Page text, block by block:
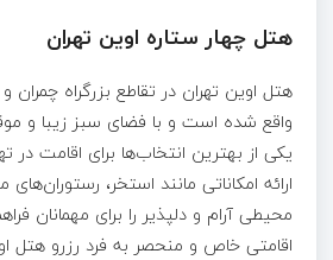
هتل چهار ستاره اوین تهران
هتل اوین تهران در تقاطع بزرگراه چمران و
واقع شده است و با فضای سبز زیبا و
یکی از بهترین انتخاب‌ها برای اقامت در
ارائه امکاناتی مانند استخر،
محیطی آرام و دلپذیر را برای مهمانان
اقامتی خاص و منحصر به ‌فرد رزرو هتل